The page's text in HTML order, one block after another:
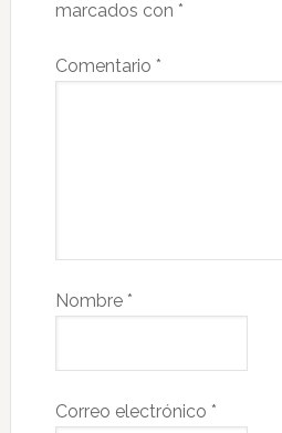
marcados con *
Comentario *
Nombre *
Correo electrónico *